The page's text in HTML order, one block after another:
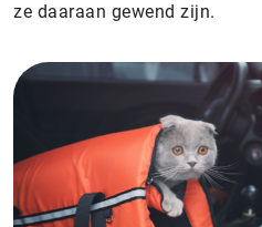
ze daaraan gewend zijn.